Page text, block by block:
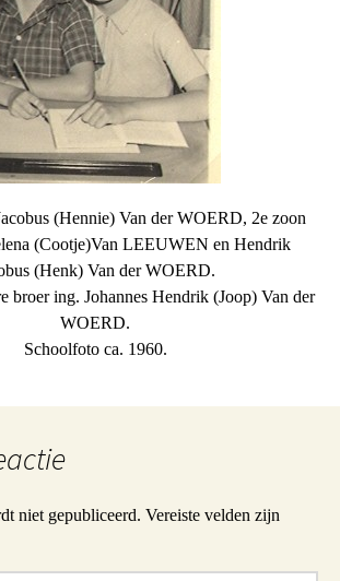
(Hennie) Van der WOERD, 2e zoon
(Cootje)Van LEEUWEN en Hendrik
(Henk) Van der WOERD.
broer ing. Johannes Hendrik (Joop) Van der
WOERD.
Schoolfoto ca. 1960.
niet gepubliceerd. Vereiste velden zijn